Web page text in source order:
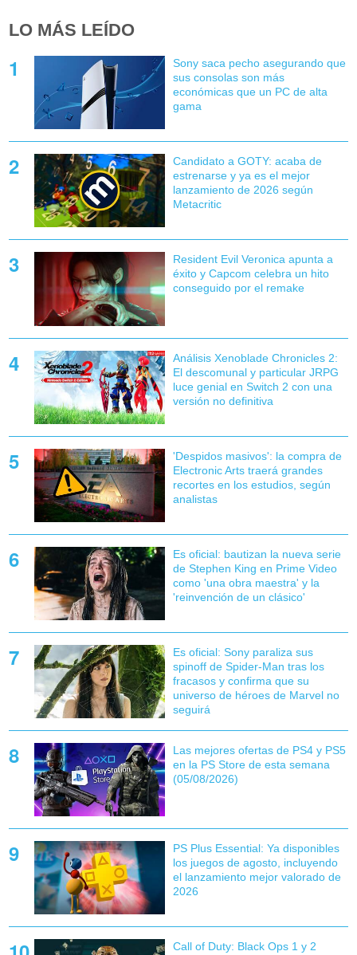
LO MÁS LEÍDO
Sony saca pecho asegurando que
sus consolas son más
económicas que un PC de alta
gama
Candidato a GOTY: acaba de
estrenarse y ya es el mejor
lanzamiento de 2026 según
Metacritic
Resident Evil Veronica apunta a
éxito y Capcom celebra un hito
conseguido por el remake
Análisis Xenoblade Chronicles 2:
El descomunal y particular JRPG
luce genial en Switch 2 con una
versión no definitiva
'Despidos masivos': la compra de
Electronic Arts traerá grandes
recortes en los estudios, según
analistas
Es oficial: bautizan la nueva serie
de Stephen King en Prime Video
como 'una obra maestra' y la
'reinvención de un clásico'
Es oficial: Sony paraliza sus
spinoff de Spider-Man tras los
fracasos y confirma que su
universo de héroes de Marvel no
seguirá
Las mejores ofertas de PS4 y PS5
en la PS Store de esta semana
(05/08/2026)
PS Plus Essential: Ya disponibles
los juegos de agosto, incluyendo
el lanzamiento mejor valorado de
2026
Call of Duty: Black Ops 1 y 2